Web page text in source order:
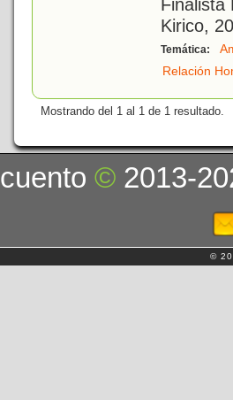
Finalista
Kirico,
Temática:
Relación
Mostrando del 1 al 1 de 1 resultado.
cuento© 2013-
©